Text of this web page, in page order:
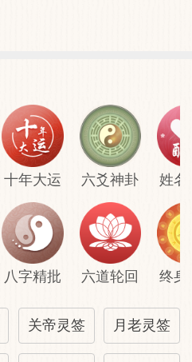
十年大运 六爻神卦 姓名
八字精批 六道轮回 终身
关帝灵签 月老灵签